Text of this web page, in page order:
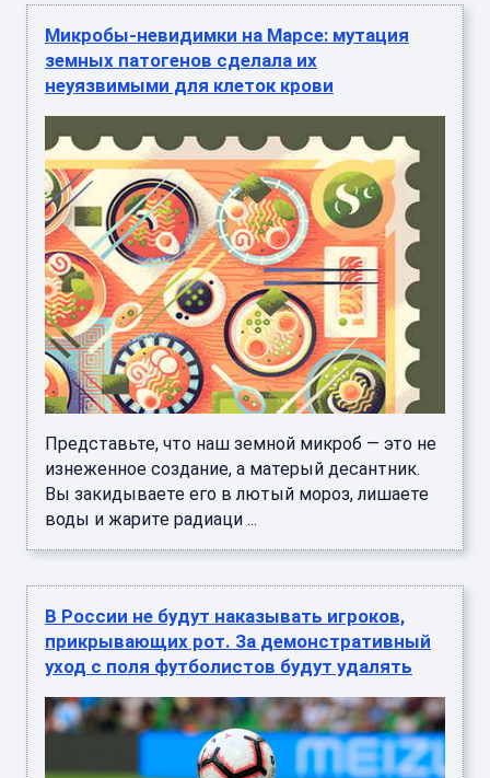
Микробы-невидимки на Марсе: мутация
земных патогенов сделала их
неуязвимыми для клеток крови
Представьте, что наш земной микроб — это не
изнеженное создание, а матерый десантник.
Вы закидываете его в лютый мороз, лишаете
воды и жарите радиаци ...
В России не будут наказывать игроков,
прикрывающих рот. За демонстративный
уход с поля футболистов будут удалять